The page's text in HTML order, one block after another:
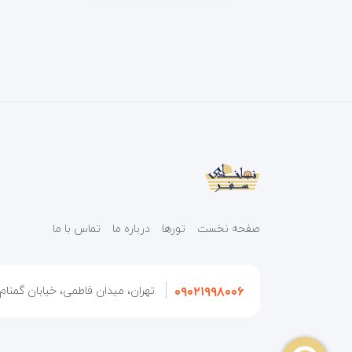
صفحه نخست تورها درباره ما تماس با ما
۰۹۰۲۱۹۹۸۰۰۶ تهران، میدان فاطمی، خیابان گمنام،